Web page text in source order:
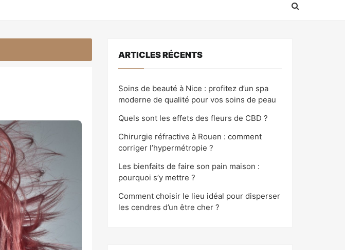
ARTICLES RÉCENTS
Soins de beauté à Nice : profitez d’un spa
moderne de qualité pour vos soins de peau
Quels sont les effets des fleurs de CBD ?
Chirurgie réfractive à Rouen : comment
corriger l’hypermétropie ?
Les bienfaits de faire son pain maison :
pourquoi s’y mettre ?
Comment choisir le lieu idéal pour disperser
les cendres d’un être cher ?